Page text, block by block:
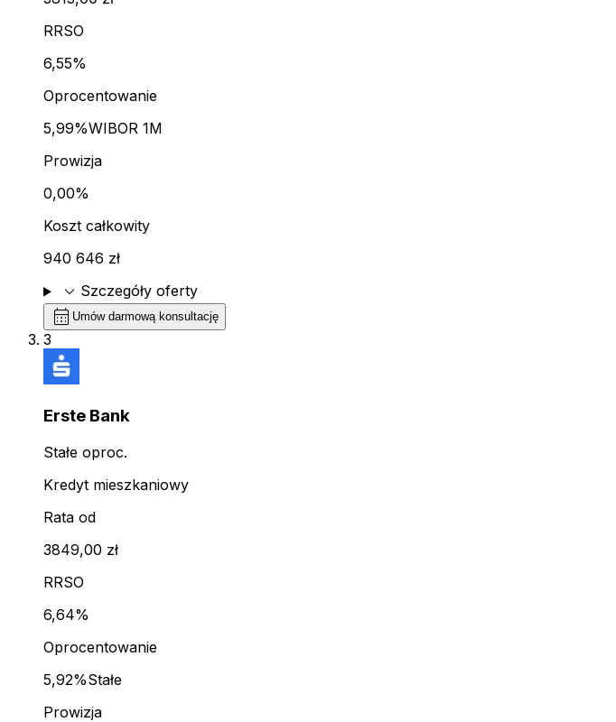
RRSO
6,55%
Oprocentowanie
5,99%WIBOR 1M
Prowizja
0,00%
Koszt całkowity
940 646 zł
expand_more Szczegóły oferty
calendar_month Umów darmową konsultację
3
Erste Bank
Stałe oproc.
Kredyt mieszkaniowy
Rata od
3849,00 zł
RRSO
6,64%
Oprocentowanie
5,92%Stałe
Prowizja